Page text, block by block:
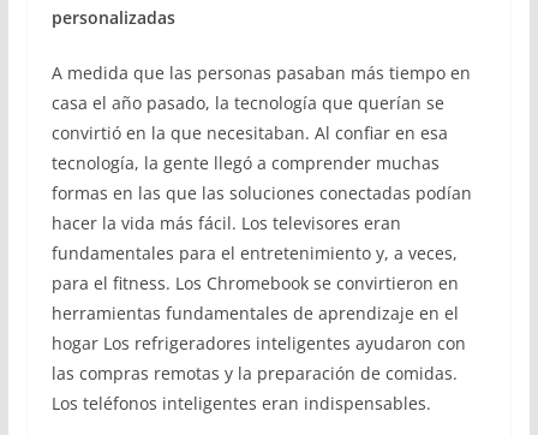
personalizadas
A medida que las personas pasaban más tiempo en
casa el año pasado, la tecnología que querían se
convirtió en la que necesitaban. Al confiar en esa
tecnología, la gente llegó a comprender muchas
formas en las que las soluciones conectadas podían
hacer la vida más fácil. Los televisores eran
fundamentales para el entretenimiento y, a veces,
para el fitness. Los Chromebook se convirtieron en
herramientas fundamentales de aprendizaje en el
hogar Los refrigeradores inteligentes ayudaron con
las compras remotas y la preparación de comidas.
Los teléfonos inteligentes eran indispensables.